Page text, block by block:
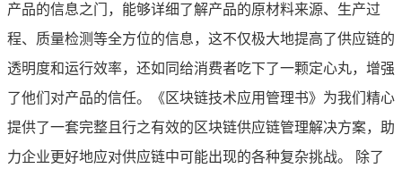
产品的信息之门，能够详细了解产品的原材料来源、生产过
程、质量检测等全方位的信息，这不仅极大地提高了供应链的
透明度和运行效率，还如同给消费者吃下了一颗定心丸，增强
了他们对产品的信任。《区块链技术应用管理书》为我们精心
提供了一套完整且行之有效的区块链供应链管理解决方案，助
力企业更好地应对供应链中可能出现的各种复杂挑战。 除了